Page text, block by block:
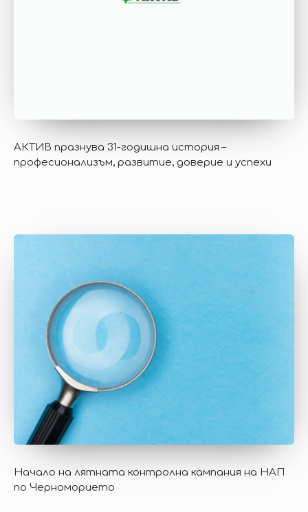
АКТИВ празнува 31-годишна история –
професионализъм, развитие, доверие и успехи
Начало на лятната контролна кампания на НАП
по Черноморието